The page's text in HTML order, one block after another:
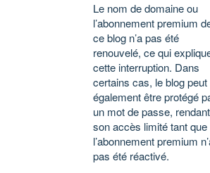
Le nom de domaine ou
l’abonnement premium
ce blog n’a pas été
renouvelé, ce qui
cette interruption. Dans
certains cas, le blog peut
également être protégé
un mot de passe, rendant
son accès limité tant que
l’abonnement premium
pas été réactivé.